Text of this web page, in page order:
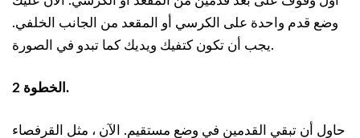
وضع قدم واحدة على الكرسي أو المقعد من الجانب الخلفي.
يجب أن تكون كتفيك ويديك كما تبدو في الصورة.
الخطوة 2.
حاول أن تبقي القدمين في وضع مستقيم. الآن ، مثل القرفصاء